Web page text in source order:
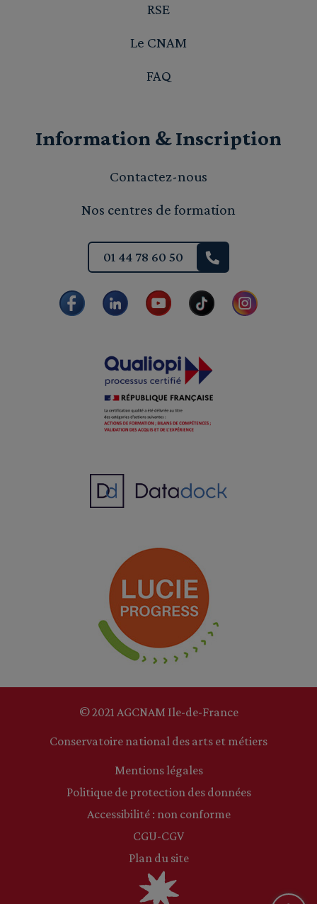
RSE
Le CNAM
FAQ
Information & Inscription
Contactez-nous
Nos centres de formation
01 44 78 60 50
© 2021 AGCNAM Ile-de-France
Conservatoire national des arts et métiers
Mentions légales
Politique de protection des données
Accessibilité : non conforme
CGU-CGV
Plan du site